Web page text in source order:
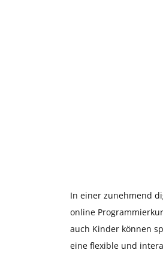
In einer zunehmend
online
auch Kinder können
eine flexible und